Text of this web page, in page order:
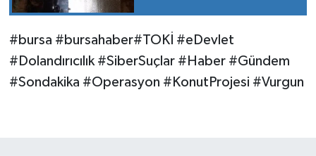
#bursa #bursahaber#TOKİ #eDevlet
#Dolandırıcılık #SiberSuçlar #Haber #Gündem
#Sondakika #Operasyon #KonutProjesi #Vurgun